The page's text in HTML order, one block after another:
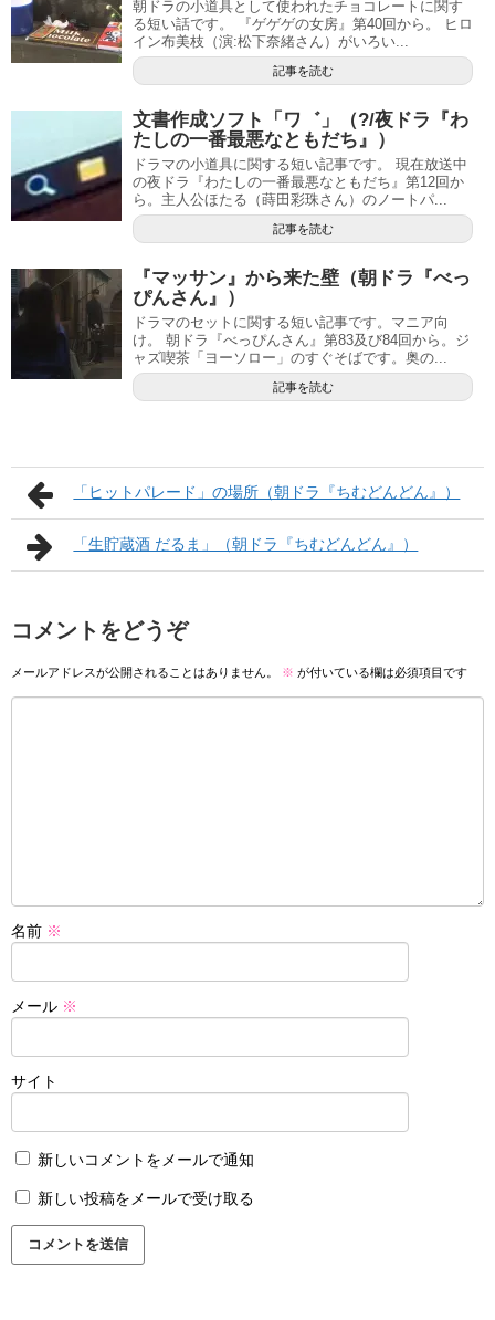
朝ドラの小道具として使われたチョコレートに関す
る短い話です。 『ゲゲゲの女房』第40回から。 ヒロ
イン布美枝（演:松下奈緒さん）がいろい...
記事を読む
文書作成ソフト「ワ゛」（?/夜ドラ『わ
たしの一番最悪なともだち』）
ドラマの小道具に関する短い記事です。 現在放送中
の夜ドラ『わたしの一番最悪なともだち』第12回か
ら。主人公ほたる（蒔田彩珠さん）のノートパ...
記事を読む
『マッサン』から来た壁（朝ドラ『べっ
ぴんさん』）
ドラマのセットに関する短い記事です。マニア向
け。 朝ドラ『べっぴんさん』第83及び84回から。ジ
ャズ喫茶「ヨーソロー」のすぐそばです。奥の...
記事を読む
「ヒットパレード」の場所（朝ドラ『ちむどんどん』）
「生貯蔵酒 だるま」（朝ドラ『ちむどんどん』）
コメントをどうぞ
メールアドレスが公開されることはありません。 ※ が付いている欄は必須項目です
名前 ※
メール ※
サイト
新しいコメントをメールで通知
新しい投稿をメールで受け取る